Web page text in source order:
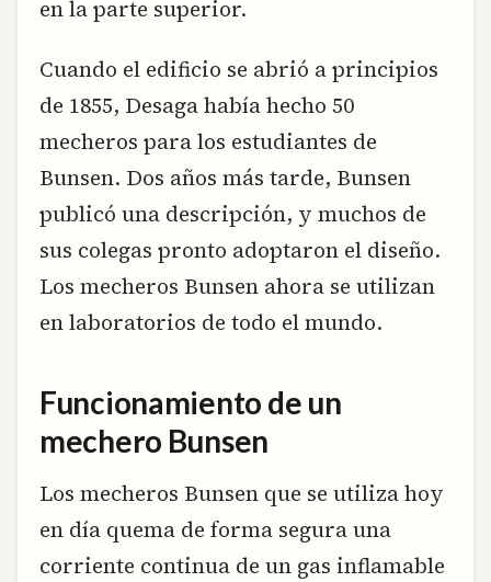
en la parte superior.
Cuando el edificio se abrió a principios
de 1855, Desaga había hecho 50
mecheros para los estudiantes de
Bunsen. Dos años más tarde, Bunsen
publicó una descripción, y muchos de
sus colegas pronto adoptaron el diseño.
Los mecheros Bunsen ahora se utilizan
en laboratorios de todo el mundo.
Funcionamiento de un
mechero Bunsen
Los mecheros Bunsen que se utiliza hoy
en día quema de forma segura una
corriente continua de un gas inflamable